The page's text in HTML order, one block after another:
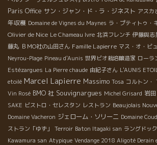
Paris Office サン・ジャン・ド・ラ・ジネスト アスカ
年収穫 Domaine de Vignes du Maynes ラ・プティトゥ・
Olivier de Nice Le Chameau Ivre 北浜フレンチ 伊藤與志
藤丸 ＢＭО社の山田さん Famille Lapierre マス・オ・ビ
Neyrou-Plage Pineau d'Aunis 世界ビオ栽培醸造家 ローラ
Estézargues La Pierre chaude 由紀子さん L'AUNIS
etoilé Marcel Lapierre Massimo Tosa コルトン・
Vin Rosé BMO 社 Souvignargues Michel Grisard 岩
SAKE ビストロ・セレスタン レストラン Beaujolais
Domaine Vacheron ジェローム・ソリーニ Domaine
ストラン「ゆず」
Terroir Baton Itagaki san ラングドッ
Kawamura san Atypique Vendange 2018 Aligoté